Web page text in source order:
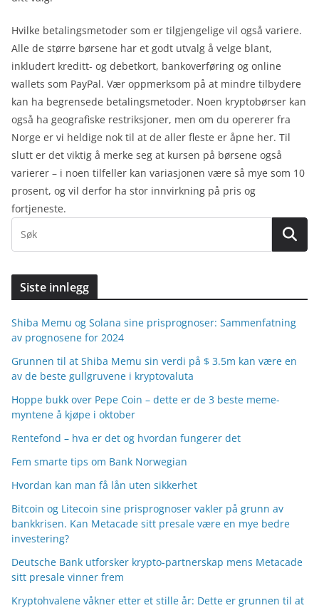
Hvilke betalingsmetoder som er tilgjengelige vil også variere.
Alle de større børsene har et godt utvalg å velge blant,
inkludert kreditt- og debetkort, bankoverføring og online
wallets som PayPal. Vær oppmerksom på at mindre tilbydere
kan ha begrensede betalingsmetoder. Noen kryptobørser kan
også ha geografiske restriksjoner, men om du opererer fra
Norge er vi heldige nok til at de aller fleste er åpne her. Til
slutt er det viktig å merke seg at kursen på børsene også
varierer – i noen tilfeller kan variasjonen være så mye som 10
prosent, og vil derfor ha stor innvirkning på pris og
fortjeneste.
Siste innlegg
Shiba Memu og Solana sine prisprognoser: Sammenfatning
av prognosene for 2024
Grunnen til at Shiba Memu sin verdi på $ 3.5m kan være en
av de beste gullgruvene i kryptovaluta
Hoppe bukk over Pepe Coin – dette er de 3 beste meme-
myntene å kjøpe i oktober
Rentefond – hva er det og hvordan fungerer det
Fem smarte tips om Bank Norwegian
Hvordan kan man få lån uten sikkerhet
Bitcoin og Litecoin sine prisprognoser vakler på grunn av
bankkrisen. Kan Metacade sitt presale være en mye bedre
investering?
Deutsche Bank utforsker krypto-partnerskap mens Metacade
sitt presale vinner frem
Kryptohvalene våkner etter et stille år: Dette er grunnen til at